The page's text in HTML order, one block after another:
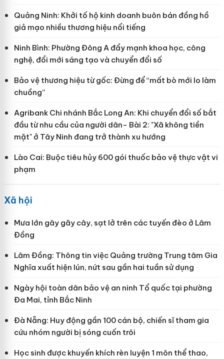
Quảng Ninh: Khởi tố hộ kinh doanh buôn bán đồng hồ
giả mạo nhiều thương hiệu nổi tiếng
Ninh Bình: Phường Đông A đẩy mạnh khoa học, công
nghệ, đổi mới sáng tạo và chuyển đổi số
Bảo vệ thương hiệu từ gốc: Đừng để “mất bò mới lo làm
chuồng”
Agribank Chi nhánh Bắc Long An: Khi chuyển đổi số bắt
đầu từ nhu cầu của người dân- Bài 2: "Xã không tiền
mặt" ở Tây Ninh đang trở thành xu hướng
Lào Cai: Buộc tiêu hủy 600 gói thuốc bảo vệ thực vật vi
phạm
Xã hội
Mưa lớn gây gãy cây, sạt lở trên các tuyến đèo ở Lâm
Đồng
Lâm Đồng: Thông tin việc Quảng trường Trung tâm Gia
Nghĩa xuất hiện lún, nứt sau gần hai tuần sử dụng
Ngày hội toàn dân bảo vệ an ninh Tổ quốc tại phường
Đa Mai, tỉnh Bắc Ninh
Đà Nẵng: Huy động gần 100 cán bộ, chiến sĩ tham gia
cứu nhóm người bị sóng cuốn trôi
Học sinh được khuyến khích rèn luyện 1 môn thể thao,